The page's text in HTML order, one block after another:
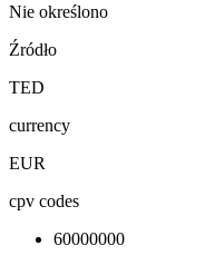
Nie określono
Źródło
TED
currency
EUR
cpv codes
60000000